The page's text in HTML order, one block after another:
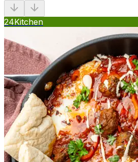
24Kitchen